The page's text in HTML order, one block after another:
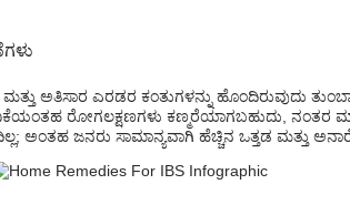
ಅತಿಸಾರ ಎರಡರ ಕಂತುಗಳನ್ನು ಹೊಂದಿರುವುದು
ರೋಗಲಕ್ಷಣಗಳು ಕಣ್ಮರೆಯಾಗಬಹುದು, ನಂತರ
ಜನರು ಸಾಮಾನ್ಯವಾಗಿ ಹೆಚ್ಚಿನ ಒತ್ತಡ ಮತ್ತು